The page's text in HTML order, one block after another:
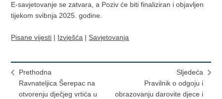
E-savjetovanje se zatvara, a Poziv će biti finaliziran i objavljen
tijekom svibnja 2025. godine.
Pisane vijesti | Izvješća | Savjetovanja
Prethodna
Ravnateljica Šerepac na
otvorenju dječjeg vrtića u
Sljedeća
Pravilnik o odgoju i
obrazovanju darovite djece i